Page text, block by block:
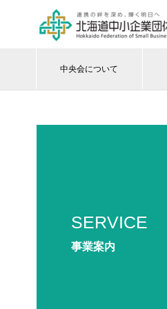
中央会について
SERVICE
事業案内